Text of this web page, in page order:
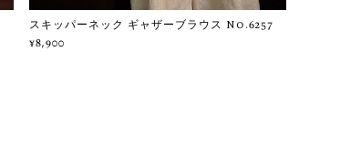
スキッパーネック ギャザーブラウス No.6257
¥8,900